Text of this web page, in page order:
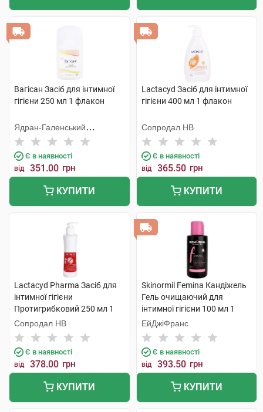
Вагісан Засіб для інтимної
гігієни 250 мл 1 флакон
Ядран-Галенський
Лабораторій
Є в наявності
від 351.00 грн
КУПИТИ
Lactacyd Засіб для інтимної
гігієни 400 мл 1 флакон
Сопродал НВ
Є в наявності
від 365.50 грн
КУПИТИ
Lactacyd Pharma Засіб для
інтимної гігієни
Протигрибковий 250 мл 1
флакон
Сопродал НВ
Є в наявності
від 378.00 грн
КУПИТИ
Skinormil Femina Кандіжель
Гель очищаючий для
інтимної гігієни 100 мл 1
флакон
ЕйДжіФранс
Є в наявності
від 393.50 грн
КУПИТИ